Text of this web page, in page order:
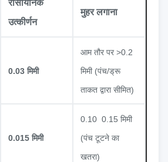
रासायनिक
उत्कीर्णन
मुहर लगाना
0.03 मिमी
आम तौर पर >0.2
मिमी (पंच/ड्रू
ताकत द्वारा सीमित)
0.015 मिमी
0.10 ️ 0.15 मिमी
(पंच टूटने का
खतरा)